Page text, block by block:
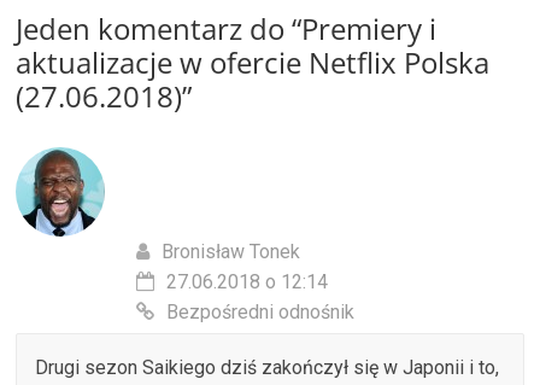
Jeden komentarz do “Premiery i
aktualizacje w ofercie Netflix Polska
(27.06.2018)”
Bronisław Tonek
27.06.2018 o 12:14
Bezpośredni odnośnik
Drugi sezon Saikiego dziś zakończył się w Japonii i to,